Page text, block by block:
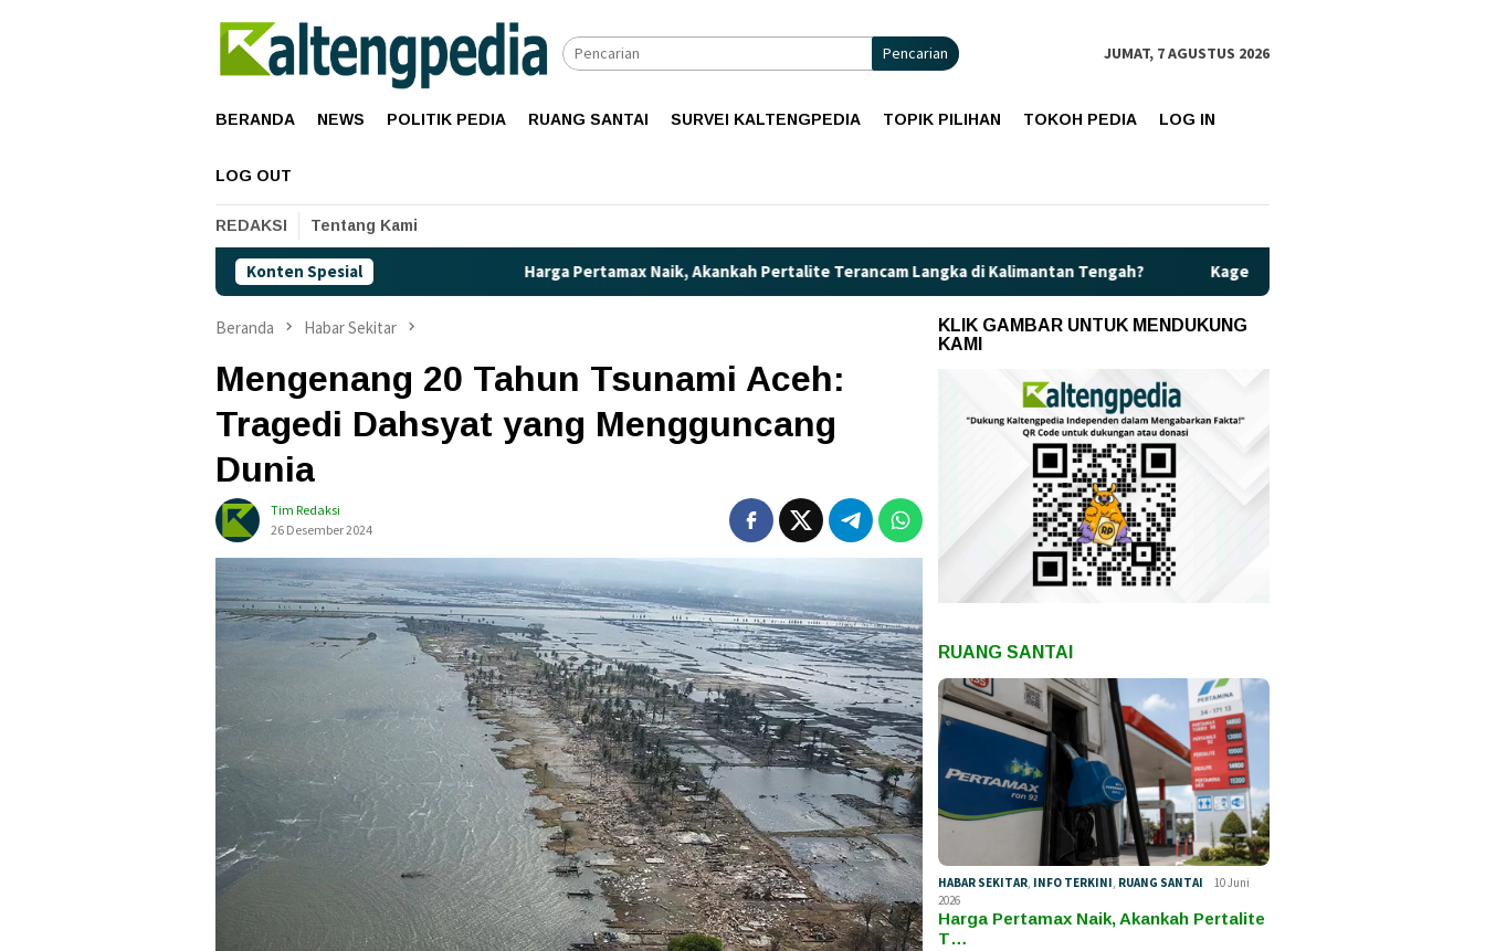
Pencarian JUMAT, 7 AGUSTUS 2026
BERANDA NEWS POLITIK PEDIA RUANG SANTAI SURVEI KALTENGPEDIA TOPIK PILIHAN TOKOH PEDIA LOG IN
LOG OUT
REDAKSI Tentang Kami
Konten SpesialHarga Pertamax Naik, Akankah Pertalite Terancam Langka di Kalimantan Tengah? Kaget! Harga Pertamax di Kalteng Resmi Naik Jadi Rp16.650
Beranda Habar Sekitar
Mengenang 20 Tahun Tsunami Aceh:
Tragedi Dahsyat yang Mengguncang
Dunia
Tim Redaksi
26 Desember 2024
KLIK GAMBAR UNTUK MENDUKUNG
KAMI
RUANG SANTAI
HABAR SEKITAR INFO TERKINI RUANG SANTAI
10 Juni
2026
Harga Pertamax Naik, Akankah Pertalite
T…